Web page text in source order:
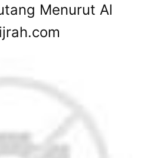
Menurut Al